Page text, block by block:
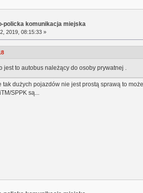
policka komunikacja miejska
2019, 08:15:33 »
jest to autobus należący do osoby prywatnej .
dużych pojazdów nie jest prostą sprawą to
SPPK są...